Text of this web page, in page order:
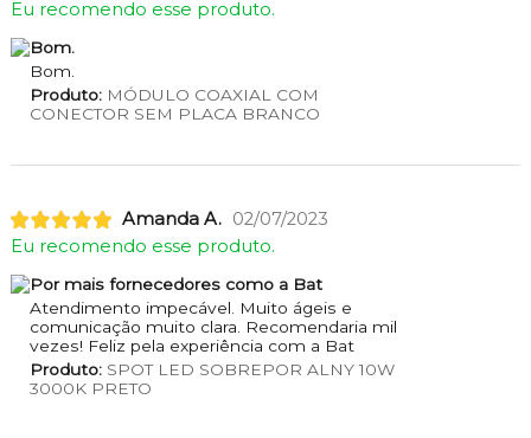
Eu recomendo esse produto.
Bom.
Bom.
Produto:MÓDULO COAXIAL COM
CONECTOR SEM PLACA BRANCO
Amanda A. 02/07/2023
Eu recomendo esse produto.
Por mais fornecedores como a Bat
Atendimento impecável. Muito ágeis e
comunicação muito clara. Recomendaria mil
vezes! Feliz pela experiência com a Bat
Produto:SPOT LED SOBREPOR ALNY 10W
3000K PRETO